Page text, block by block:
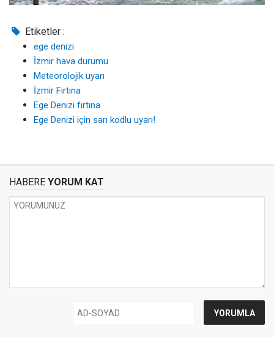
Etiketler :
ege denizi
İzmir hava durumu
Meteorolojik uyarı
İzmir Fırtına
Ege Denizi fırtına
Ege Denizi için sarı kodlu uyarı!
HABERE YORUM KAT